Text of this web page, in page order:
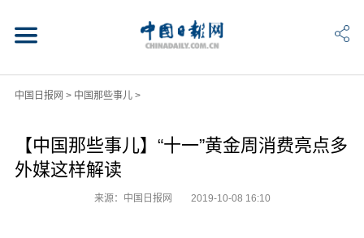
中国日报网 > 中国那些事儿>
【中国那些事儿】“十一”黄金周消费亮点多
外媒这样解读
来源：中国日报网 2019-10-08 16:10